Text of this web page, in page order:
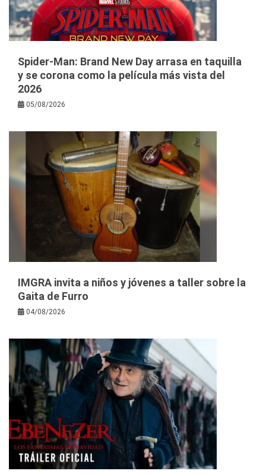
Spider-Man: Brand New Day arrasa en taquilla
y se corona como la película más vista del
2026
05/08/2026
IMGRA invita a niños y jóvenes a taller sobre la
Gaita de Furro
04/08/2026